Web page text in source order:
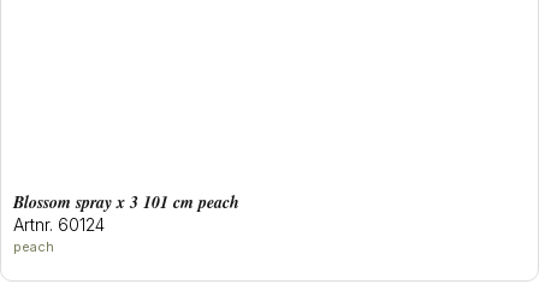
blossom spray x 3 101 cm peach
Artnr. 60124
peach